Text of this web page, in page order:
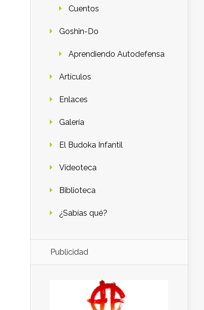
Cuentos
Goshin-Do
Aprendiendo Autodefensa
Artículos
Enlaces
Galería
El Budoka Infantil
Videoteca
Biblioteca
¿Sabías qué?
Publicidad